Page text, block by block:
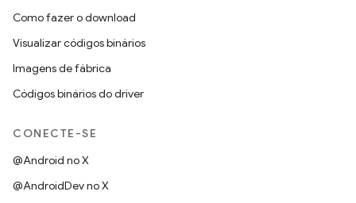
Como fazer o download
Visualizar códigos binários
Imagens de fábrica
Códigos binários do driver
CONECTE-SE
@Android no X
@AndroidDev no X